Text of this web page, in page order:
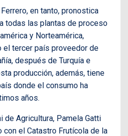
en tanto, pronostica
todas las plantas de proceso
y Norteamérica,
el tercer país proveedor de
después de Turquía e
producción, además, tiene
donde el consumo ha
años.
de Agricultura, Pamela Gatti
con el Catastro Frutícola de la